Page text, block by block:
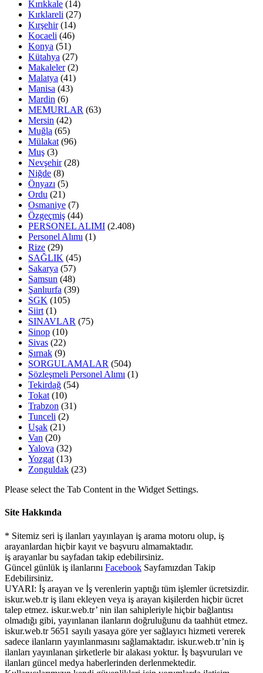
Kırıkkale (14)
Kırklareli (27)
Kırşehir(14)
Kocaeli (46)
Konya (51)
Kütahya (27)
Makaleler(2)
Malatya (41)
Manisa (43)
Mardin (6)
MEMURLAR (63)
Mersin (42)
Muğla (65)
Mülakat (96)
Muş (3)
Nevşehir(28)
Niğde (8)
Önyazı (5)
Ordu (21)
Osmaniye (7)
Özgeçmiş (44)
PERSONEL ALIMI (2.408)
Personel Alımı (1)
Rize (29)
SAĞLIK (45)
Sakarya (57)
Samsun (48)
Şanlıurfa (39)
SGK (105)
Siirt (1)
SINAVLAR (75)
Sinop (10)
Sivas (22)
Şırnak (9)
SORGULAMALAR (504)
Sözleşmeli Personel Alımı (1)
Tekirdağ (54)
Tokat (10)
Trabzon (31)
Tunceli (2)
Uşak (21)
Van (20)
Yalova (32)
Yozgat (13)
Zonguldak (23)
Please select the Tab Content in the Widget Settings.
Site Hakkında
* Sitemiz seri iş ilanları yayınlayan iş arama motoru olup, iş
arayanlardan hiçbir kayıt ve başvuru almamaktadır.
iş arayanlar bu sayfadan takip edebilirsiniz.
Güncel günlük iş ilanlarını Facebook Sayfamızdan Takip
Edebilirsiniz.
UYARI: İş arayan ve İş verenlerin yaptığı tüm işlemler ücretsizdir.
iskur.web.tr iş ilanı ekleyen veya iş arayan kişilerden hiçbir ücret
talep etmez. iskur.web.tr’ nin ilan sahipleriyle hiçbir bağlantısı
olmadığı gibi, yayınlanan ilanların doğruluğunu da taahhüt etmez.
iskur.web.tr 5651 sayılı yasaya göre yer sağlayıcı hizmeti vererek
sadece ilanların yayınlanmasını sağlamaktadır. iskur.web.tr’nin iş
ilanları yayınlanan şirketlerle bir alakası yoktur. İş başvuruları ve
ilanları güncel medya haberlerinden derlenmektedir.